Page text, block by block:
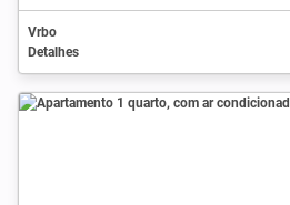
Vrbo
Detalhes